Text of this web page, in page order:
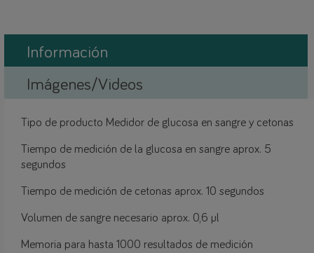
Información
Imágenes/Videos
Tipo de producto Medidor de glucosa en sangre y cetonas
Tiempo de medición de la glucosa en sangre aprox. 5
segundos
Tiempo de medición de cetonas aprox. 10 segundos
Volumen de sangre necesario aprox. 0,6 µl
Memoria para hasta 1000 resultados de medición